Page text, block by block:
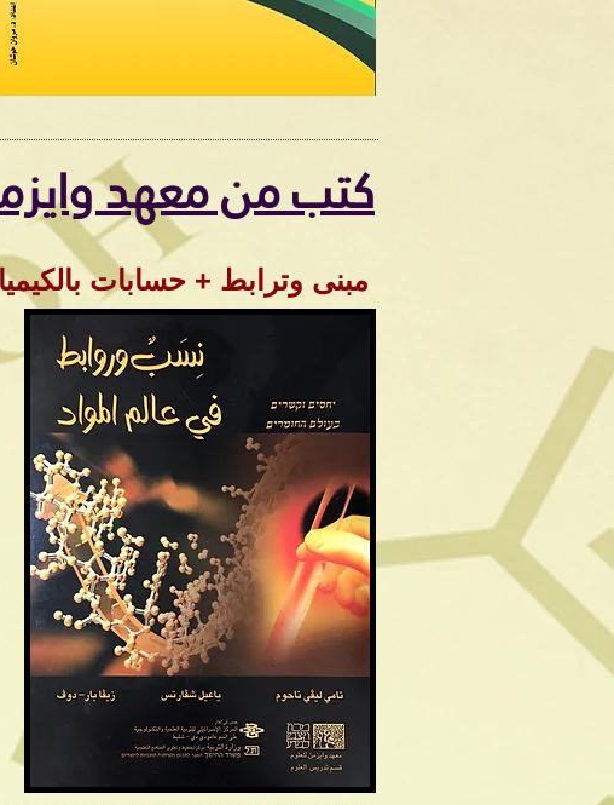
كتب من معهد
مبنى وترابط +